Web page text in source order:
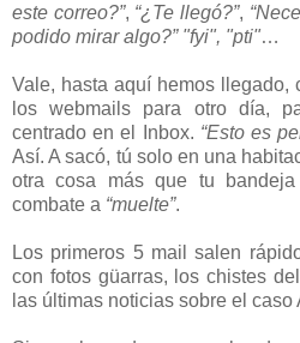
este correo?”, “¿Te llegó?”,
podido mirar algo?” "fyi", "pti"…
Vale, hasta aquí hemos llegado,
los webmails para otro día,
centrado en el Inbox. “Esto es
Así. A sacó, tú solo en una
otra cosa más que tu
combate a “muelte”.
Los primeros 5 mail salen
con fotos güarras, los chistes
las últimas noticias sobre el caso